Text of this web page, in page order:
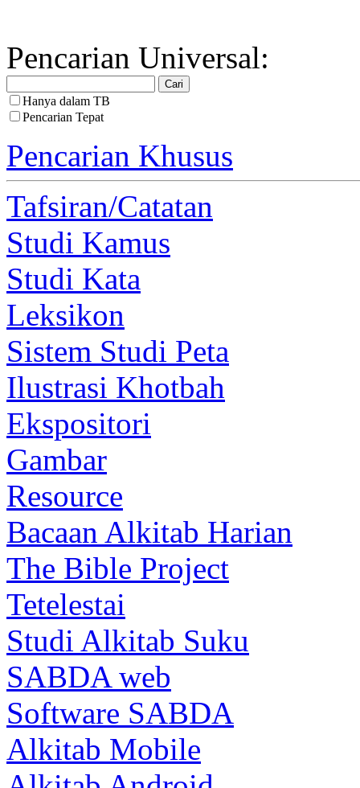
Pencarian Universal:
Hanya dalam TB
Pencarian Tepat
Pencarian Khusus
Tafsiran/Catatan
Studi Kamus
Studi Kata
Leksikon
Sistem Studi Peta
Ilustrasi Khotbah
Ekspositori
Gambar
Resource
Bacaan Alkitab Harian
The Bible Project
Tetelestai
Studi Alkitab Suku
SABDA web
Software SABDA
Alkitab Mobile